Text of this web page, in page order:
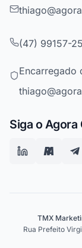
(47) 99157-
Encarregado
Siga o Agora
TMX
Rua Prefeito